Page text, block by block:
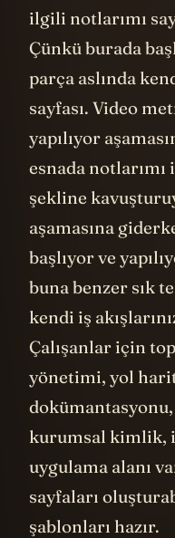
ilgili notlarımı
Çünkü burada
parça aslında
sayfası. Video
yapılıyor
esnada
şekline
aşamasına
başlıyor ve
buna benzer sık
kendi iş
Çalışanlar için
yönetimi, yol
kurumsal kimlik,
uygulama alanı
sayfaları
şablonları hazır.